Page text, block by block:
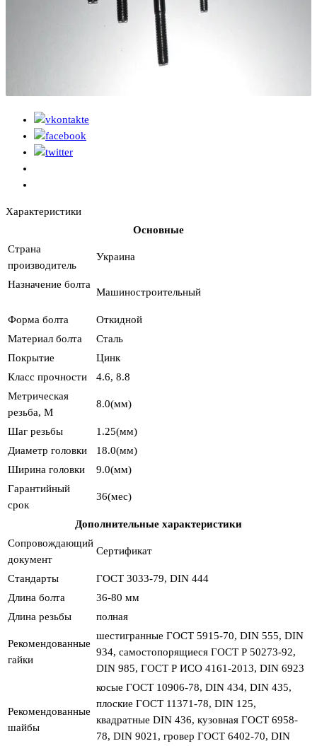
Характеристики
Основные
Страна
производитель
Украина
Назначение болта
Машиностроительный
Форма болта
Откидной
Материал болта
Сталь
Покрытие
Цинк
Класс прочности
4.6, 8.8
Метрическая
резьба, М
8.0(мм)
Шаг резьбы
1.25(мм)
Диаметр головки
18.0(мм)
Ширина головки
9.0(мм)
Гарантийный
срок
36(мес)
Дополнительные характеристики
Сопровождающий
документ
Сертификат
Стандарты
ГОСТ 3033-79, DIN 444
Длина болта
36-80 мм
Длина резьбы
полная
Рекомендованные
гайки
шестигранные ГОСТ 5915-70, DIN 555, DIN
934, самостопорящиеся ГОСТ Р 50273-92,
DIN 985, ГОСТ Р ИСО 4161-2013, DIN 6923
Рекомендованные
шайбы
косые ГОСТ 10906-78, DIN 434, DIN 435,
плоские ГОСТ 11371-78, DIN 125,
квадратные DIN 436, кузовная ГОСТ 6958-
78, DIN 9021, гровер ГОСТ 6402-70, DIN